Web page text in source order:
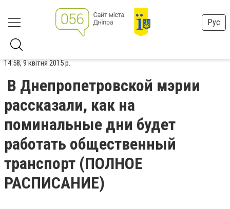
Рус
14:58, 9 квітня 2015 р.
В Днепропетровской мэрии
рассказали, как на
поминальные дни будет
работать общественный
транспорт (ПОЛНОЕ
РАСПИСАНИЕ)